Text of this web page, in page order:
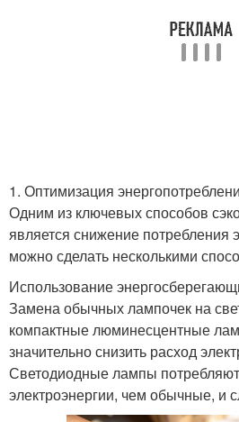
1. Оптимизация
Одним из ключевых способов
является снижение потребления
можно сделать несколькими
Использование
Замена обычных лампочек на
компактные люминесцентные
значительно снизить расход
Светодиодные лампы
электроэнергии, чем обычные, и